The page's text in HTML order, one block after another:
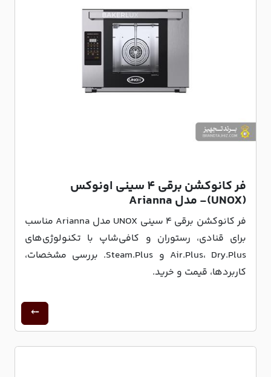
فر کانوکشن برقی 4 سینی اونوکس
(UNOX)- مدل Arianna
فر کانوکشن برقی ۴ سینی UNOX مدل Arianna مناسب
برای قنادی، رستوران و کافی‌شاپ با تکنولوژی‌های
Air.Plus، Dry.Plus و Steam.Plus. بررسی مشخصات،
کاربردها، قیمت و خرید.